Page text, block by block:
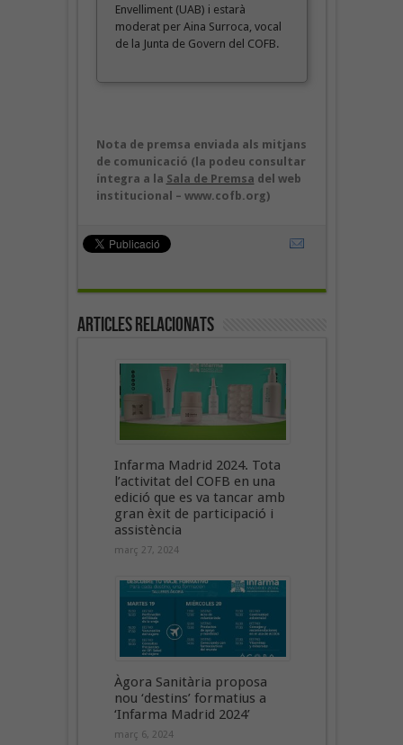
Envelliment (UAB) i estarà
moderat per Aina Surroca, vocal
de la Junta de Govern del COFB.
Nota de premsa enviada als mitjans
de comunicació (la podeu consultar
íntegra a la Sala de Premsa del web
institucional – www.cofb.org)
Articles Relacionats
Infarma Madrid 2024. Tota
l’activitat del COFB en una
edició que es va tancar amb
gran èxit de participació i
assistència
març 27, 2024
Àgora Sanitària proposa
nou ‘destins’ formatius a
‘Infarma Madrid 2024’
març 6, 2024